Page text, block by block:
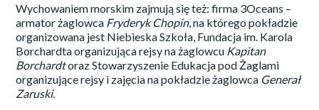
Wychowaniem morskim zajmują się też: firma 3Oceans –
armator żaglowca Fryderyk Chopin, na którego pokładzie
organizowana jest Niebieska Szkoła, Fundacja im. Karola
Borchardta organizująca rejsy na żaglowcu Kapitan
Borchardtoraz Stowarzyszenie Edukacja pod Żaglami
organizujące rejsy i zajęcia na pokładzie żaglowca Generał
Zaruski.